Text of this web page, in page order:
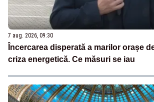
7 aug. 2026, 09:30
Încercarea disperată a marilor orașe
criza energetică. Ce măsuri se iau